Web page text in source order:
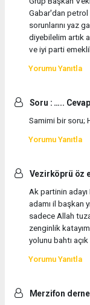
Gabar'dan petrol
sorunlarını yaz
diyebilelim artık
ve iyi parti
Yorumu Yanıtla
Soru : …..
Samimi bir soru;
Yorumu Yanıtla
Vezirköprü öz
Ak partinin
adamı il başkan
sadece Allah
zenginlik
yolunu bahtı
Yorumu Yanıtla
Merzifon